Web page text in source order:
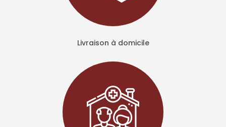
Livraison à domicile